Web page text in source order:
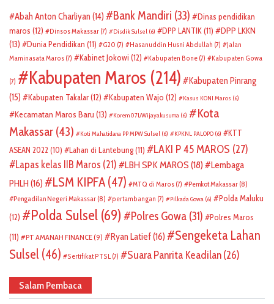
Abah Anton Charliyan (14) Bank Mandiri (33)
Dinas pendidikan
maros (12) Dinsos Makassar (7) Disdik Sulsel (6) DPP LANTIK(11)
DPP LKKN
(13)
Dunia Pendidikan (11) G20 (7) Hasanuddin Husni Abdullah (7)
Jalan
Maminasata Maros (7) Kabinet Jokowi (12) Kabupaten Bone (7) Kabupaten Gowa
(7) Kabupaten Maros (214)
Kabupaten Pinrang
(15)
Kabupaten Takalar(12) Kabupaten Wajo (12) Kasus KONI Maros (6)
Kecamatan Maros Baru (13) Korem 071/Wijayakusuma (6)
Kota
Makassar (43) Koti Mahatidana PP MPW Sulsel (6) KPKNL PALOPO (6)
KTT
ASEAN 2022 (10) Lahan di Lantebung(11) LAKI P 45 MAROS (27)
Lapas kelas IIB Maros (21) LBH SPK MAROS (18)
Lembaga
PHLH (16) LSM KIPFA (47) MTQ di Maros (7) Pemkot Makassar (8)
Pengadilan Negeri Makassar (8) pertambangan (7) Pilkada Gowa (6)
Polda Maluku
(12)
Polda Sulsel (69) Polres Gowa (31)
Polres Maros
(11)
PT AMANAH FINANCE(9) Ryan Latief(16)
Sengeketa Lahan
Sulsel (46) Sertifikat PTSL (7) Suara Panrita Keadilan(26)
Salam Pembaca